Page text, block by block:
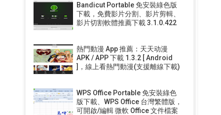
Bandicut Portable 免安裝綠色版
下載，免費影片分割、影片剪輯、
影片切割軟體推薦下載 3.1.0.422
熱門動漫 App 推薦：天天动漫
APK / APP 下載 1.3.2 [ Android
]，線上看熱門動漫(支援離線下載)
WPS Office Portable 免安裝綠色
版下載、WPS Office 台灣繁體版，
可開啟/編輯 微軟 Office 文件檔案